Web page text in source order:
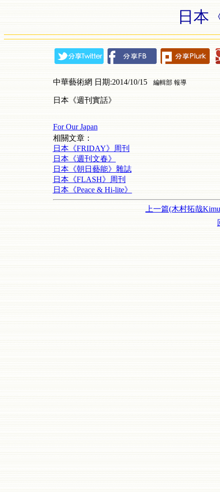
日本
中華藝術網 日期:2014/10/15 編輯部 報導
日本《週刊實話》
For Our Japan
相關文章：
日本《FRIDAY》周刊
日本《週刊文春》
日本《朝日藝能》雜誌
日本《FLASH》周刊
日本《Peace & Hi-lite》
上一篇(木村拓哉